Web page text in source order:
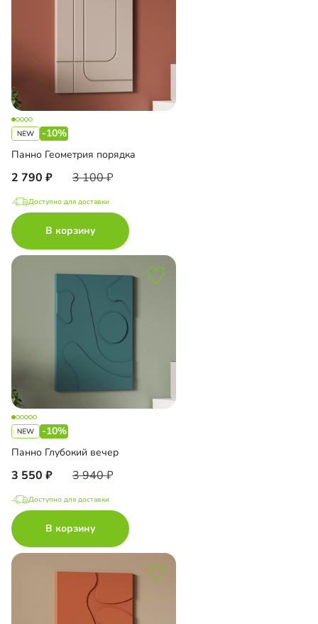
-10%
Панно Геометрия порядка
2 790 3 100
Доступно для доставки
В корзину
-10%
Панно Глубокий вечер
3 550 3 940
Доступно для доставки
В корзину